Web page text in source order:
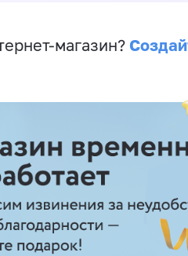
магазин?